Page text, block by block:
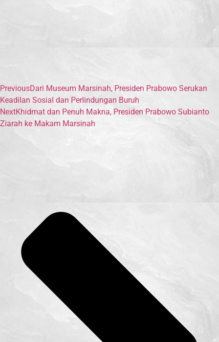
PreviousDari Museum Marsinah, Presiden Prabowo Serukan
Keadilan Sosial dan Perlindungan Buruh
NextKhidmat dan Penuh Makna, Presiden Prabowo Subianto
Ziarah ke Makam Marsinah